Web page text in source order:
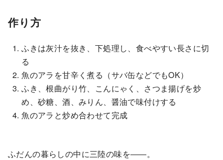
作り方
ふきは灰汁を抜き、下処理し、食べやすい長さに切
る
魚のアラを甘辛く煮る（サバ缶などでもOK）
ふき、根曲がり竹、こんにゃく、さつま揚げを炒
め、砂糖、酒、みりん、醤油で味付けする
魚のアラと炒め合わせて完成
ふだんの暮らしの中に三陸の味を――。